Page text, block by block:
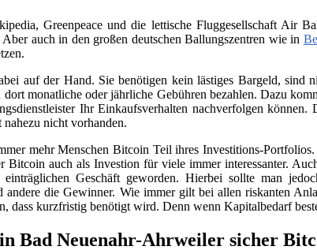
Greenpeace und die lettische Fluggesellschaft Air
Aber auch in den großen deutschen Ballungszentren wie in
auf der Hand. Sie benötigen kein lästiges Bargeld, sind
dort monatliche oder jährliche Gebühren bezahlen. Dazu
Ihr Einkaufsverhalten nachverfolgen
nicht vorhanden.
mehr Menschen Bitcoin Teil ihres Investitions-
Bitcoin auch als Investion für viele immer interessanter.
Geschäft geworden. Hierbei sollte man
andere die Gewinner. Wie immer gilt bei allen riskanten
dass kurzfristig benötigt wird. Denn wenn Kapitalbedarf
Bad Neuenahr-Ahrweiler sicher